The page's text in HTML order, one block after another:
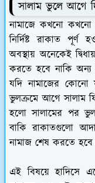
সালাম ভুলে আগে
নামাজে কখনো
নির্দিষ্ট রাকাত
অবস্থায় অনেকেই
করতে হবে নাকি অন্য
যদি নামাজের
ভুলক্রমে আগে সালাম
হলো সালামের পর
বাকি রাকাতগুলো
নামাজ শেষ করতে
এই বিষয়ে হাদিসে